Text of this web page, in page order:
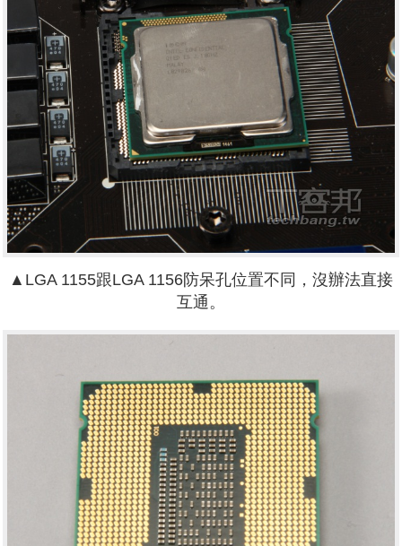
▲LGA 1155跟LGA 1156防呆孔位置不同，沒辦法直接
互通。